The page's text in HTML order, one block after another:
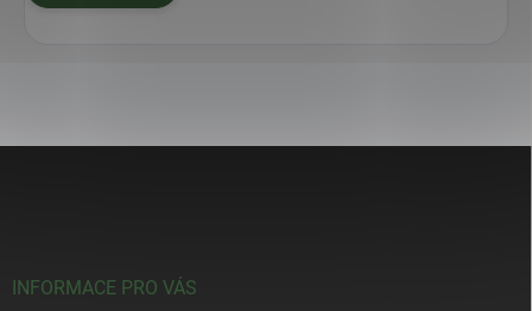
INFORMACE PRO VÁS